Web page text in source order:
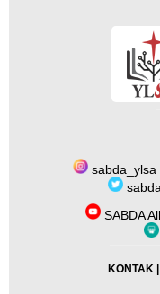
sabda_ylsa
SABDA
KONTAK|